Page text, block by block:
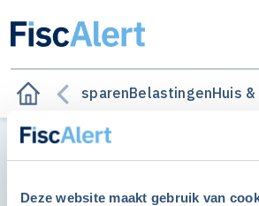
Deze website maakt gebruik van
BesparenBelastingenHuis
FISCALERT JANUARI 2024
Ja, ik wil ook lid
Ben je lid en heb je al
Hier kun je